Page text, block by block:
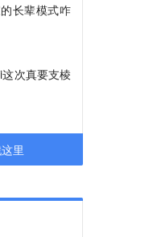
长辈模式咋
次真要支棱
里